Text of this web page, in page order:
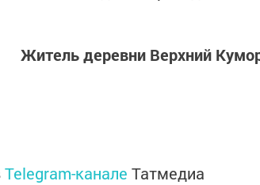
Житель деревни Верхний
Telegram-канале Татмедиа